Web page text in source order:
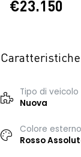
€23.150
Caratteristiche
Tipo di veicolo
Nuova
Colore esterno
Rosso